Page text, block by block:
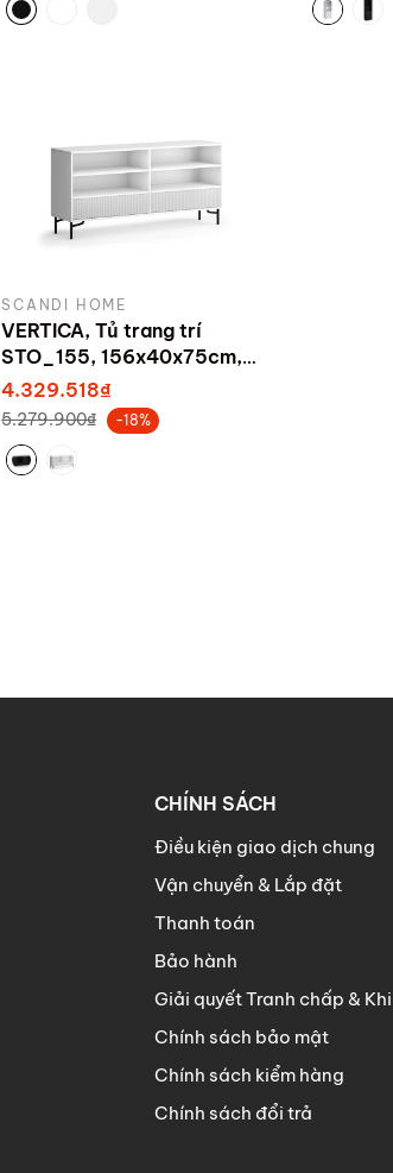
SCANDI HOME
VERTICA, Tủ trang trí
STO_155, 156x40x75cm,
sản xuất bởi Scandi Home
4.329.518₫
5.279.900₫ -18%
CHÍNH SÁCH
Điều kiện giao dịch chung
Vận chuyển & Lắp đặt
Thanh toán
Bảo hành
Giải quyết Tranh chấp &
Chính sách bảo mật
Chính sách kiểm hàng
Chính sách đổi trả